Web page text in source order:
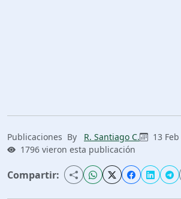
Publicaciones By R. Santiago C.
13
1796 vieron esta publicación
Compartir: